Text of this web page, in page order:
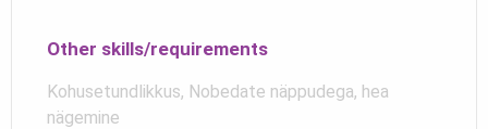
Other skills/requirements
Kohusetundlikkus, Nobedate näppudega, hea
nägemine